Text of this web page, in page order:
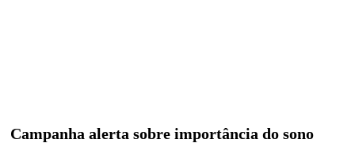
Campanha alerta sobre importância do sono